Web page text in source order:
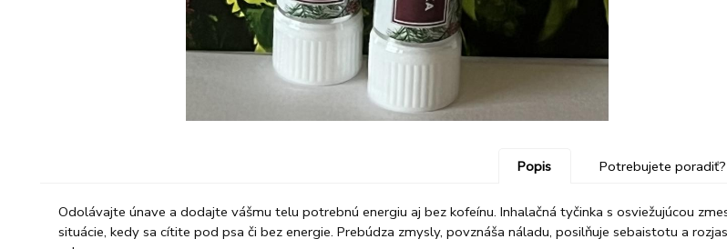
Popis Potrebujete poradiť?
Odolávajte únave a dodajte vášmu telu potrebnú energiu aj bez kofeínu. Inhalačná tyčinka s osviežujúcou
situácie, kedy sa cítite pod psa či bez energie. Prebúdza zmysly, povznáša náladu, posilňuje sebaistotu a